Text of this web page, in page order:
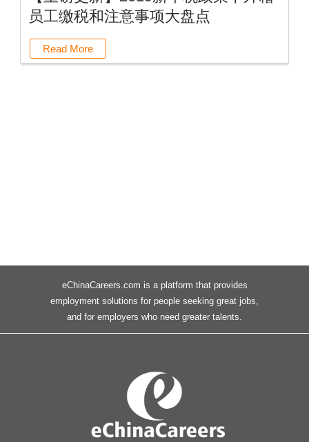
员工缴税和注意事项大盘点
Read More
eChinaCareers.com is a platform that provides
employment solutions for people seeking great jobs,
and for employers who need greater talents.